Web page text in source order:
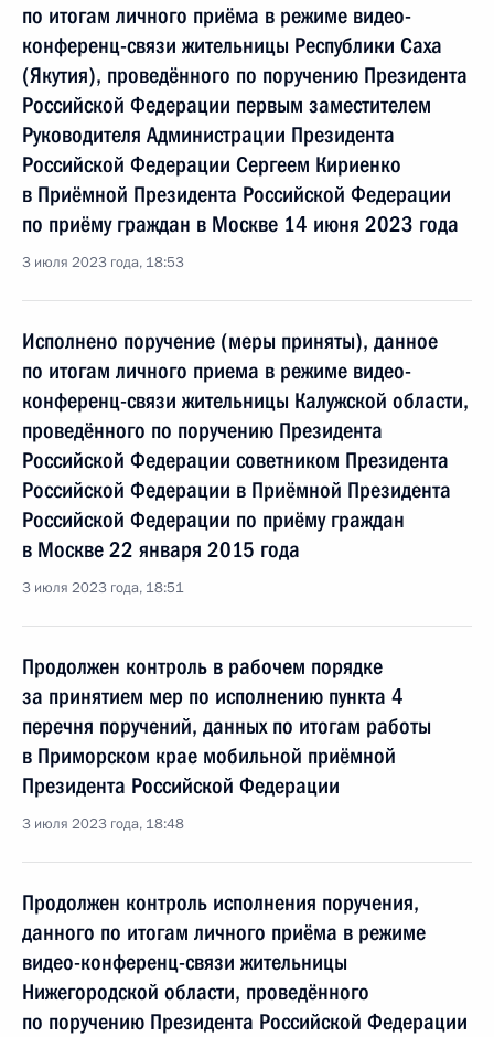
по итогам личного приёма в режиме видео-
конференц-связи жительницы Республики Саха
(Якутия), проведённого по поручению Президента
Российской Федерации первым заместителем
Руководителя Администрации Президента
Российской Федерации Сергеем Кириенко
в Приёмной Президента Российской Федерации
по приёму граждан в Москве 14 июня 2023 года
3 июля 2023 года, 18:53
Исполнено поручение (меры приняты), данное
по итогам личного приема в режиме видео-
конференц-связи жительницы Калужской области,
проведённого по поручению Президента
Российской Федерации советником Президента
Российской Федерации в Приёмной Президента
Российской Федерации по приёму граждан
в Москве 22 января 2015 года
3 июля 2023 года, 18:51
Продолжен контроль в рабочем порядке
за принятием мер по исполнению пункта 4
перечня поручений, данных по итогам работы
в Приморском крае мобильной приёмной
Президента Российской Федерации
3 июля 2023 года, 18:48
Продолжен контроль исполнения поручения,
данного по итогам личного приёма в режиме
видео-конференц-связи жительницы
Нижегородской области, проведённого
по поручению Президента Российской Федерации